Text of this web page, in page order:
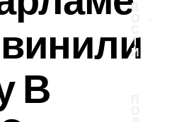
В
Т
И
В